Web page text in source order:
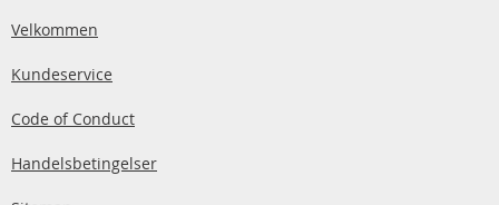
Velkommen
Kundeservice
Code of Conduct
Handelsbetingelser